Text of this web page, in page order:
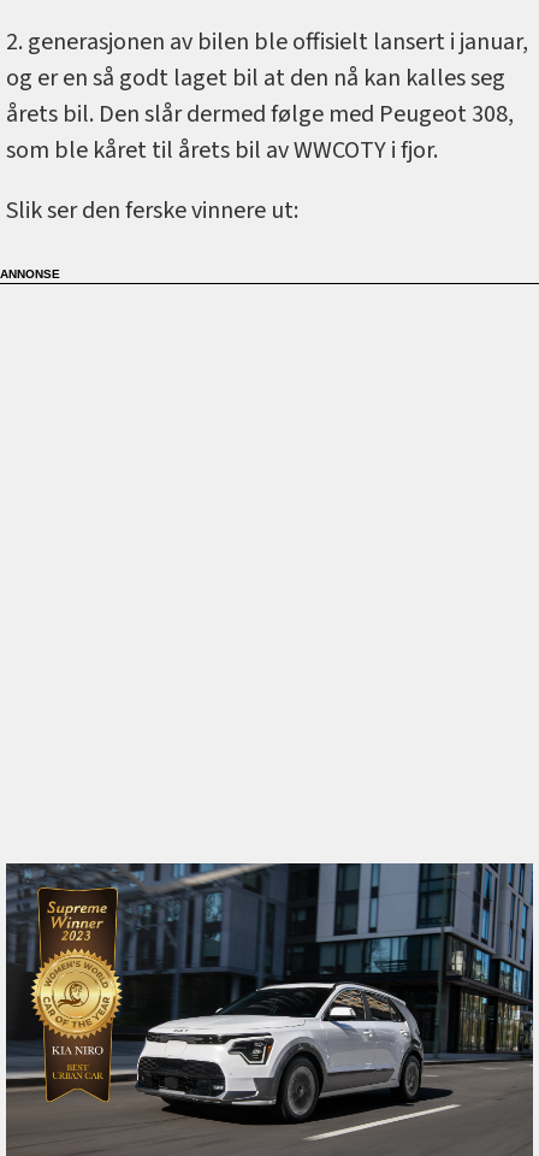
2. generasjonen av bilen ble offisielt lansert i januar,
og er en så godt laget bil at den nå kan kalles seg
årets bil. Den slår dermed følge med Peugeot 308,
som ble kåret til årets bil av WWCOTY i fjor.
Slik ser den ferske vinnere ut: